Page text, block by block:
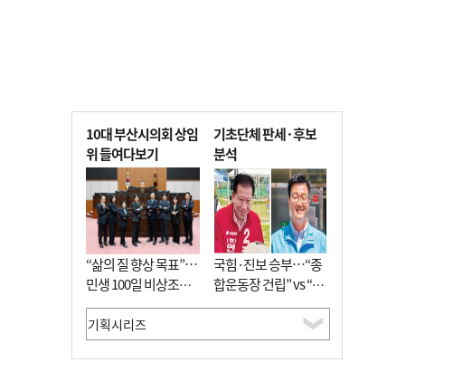
10대 부산시의회 상임
위 들여다보기
“삶의 질 향상 목표”…
민생 100일 비상조치
면밀 심사
기초단체 판세·후보
분석
국힘·진보 승부…“종
합운동장 건립” vs “출
근 공공버스 도입”